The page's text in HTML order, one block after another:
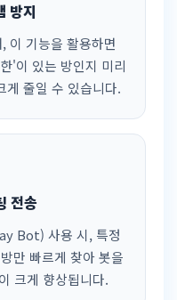
방지
이 기능을 활용하면
'이 있는 방인지 미리
게 줄일 수 있습니다.
전송
Bot) 사용 시, 특정
만 빠르게 찾아 봇을
크게 향상됩니다.